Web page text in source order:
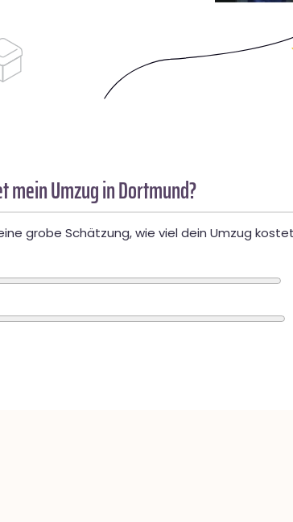
mein Umzug in Dortmund?
grobe Schätzung, wie viel dein Umzug